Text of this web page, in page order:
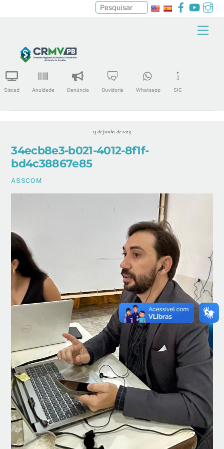
content
Facebook
Siscad Anuidade Denúncia Ouvidoria Whatsapp SIC
Pesquisar
13 de junho de 2025
34ecb8e3-b021-4012-8f1f-
bd4c38867e85
ASSCOM